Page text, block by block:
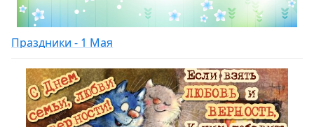
Праздники - 1 Мая